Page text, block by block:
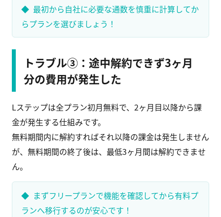
最初から自社に必要な通数を慎重に計算してか
らプランを選びましょう！
トラブル③：途中解約できず3ヶ月
分の費用が発生した
Lステップは全プラン初月無料で、2ヶ月目以降から課
金が発生する仕組みです。
無料期間内に解約すればそれ以降の課金は発生しません
が、無料期間の終了後は、最低3ヶ月間は解約できませ
ん。
まずフリープランで機能を確認してから有料プ
ランへ移行するのが安心です！